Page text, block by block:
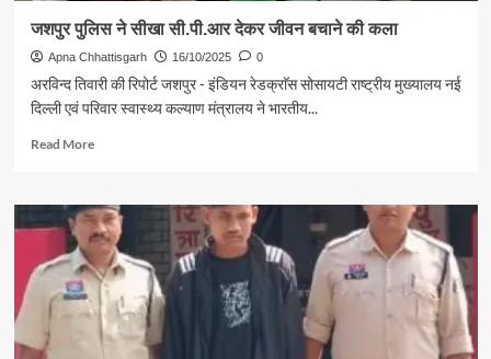
जशपुर
जशपुर पुलिस ने सीखा सी.पी.आर देकर जीवन बचाने की कला
Apna Chhattisgarh 16/10/2025 0
अरविन्द तिवारी की रिपोर्ट जशपुर - इंडियन रेडक्राॅस सोसायटी राष्ट्रीय मुख्यालय नई
दिल्ली एवं परिवार स्वास्थ्य कल्याण मंत्रालय ने भारतीय...
Read MoreRead
जशपुर
पुलिस
ने
सीखा
सी.पी.आर
देकर
जीवन
बचाने